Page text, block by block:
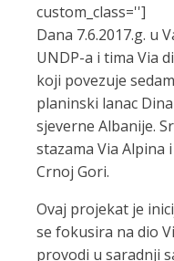
custom_class='']
Dana 7.6.2017.g. u
UNDP-a i tima Via
koji povezuje
planinski lanac
sjeverne Albanije.
stazama Via Alpina
Crnoj Gori.
Ovaj projekat je
se fokusira na dio
provodi u saradnji